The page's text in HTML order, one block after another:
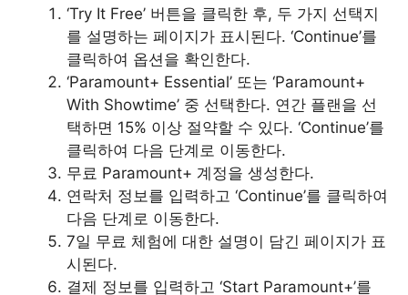
‘Try It Free’ 버튼을 클릭한 후, 두 가지 선택지
를 설명하는 페이지가 표시된다. ‘Continue’를
클릭하여 옵션을 확인한다.
‘Paramount+ Essential’ 또는 ‘Paramount+
With Showtime’ 중 선택한다. 연간 플랜을 선
택하면 15% 이상 절약할 수 있다. ‘Continue’를
클릭하여 다음 단계로 이동한다.
무료 Paramount+ 계정을 생성한다.
연락처 정보를 입력하고 ‘Continue’를 클릭하여
다음 단계로 이동한다.
7일 무료 체험에 대한 설명이 담긴 페이지가 표
시된다.
결제 정보를 입력하고 ‘Start Paramount+’를